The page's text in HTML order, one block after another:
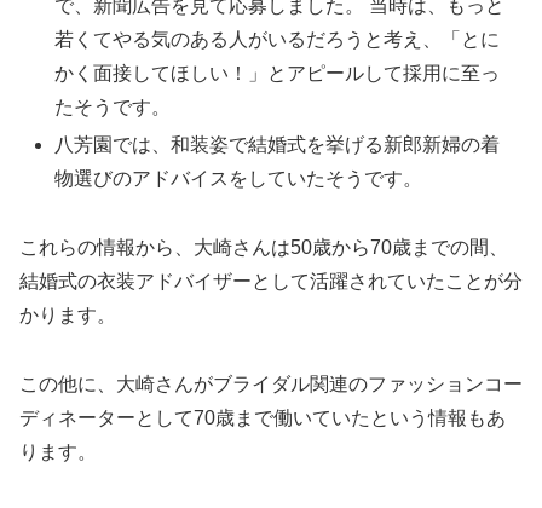
で、新聞広告を見て応募しました。 当時は、もっと
若くてやる気のある人がいるだろうと考え、「とに
かく面接してほしい！」とアピールして採用に至っ
たそうです。
八芳園では、和装姿で結婚式を挙げる新郎新婦の着
物選びのアドバイスをしていたそうです。
これらの情報から、大崎さんは50歳から70歳までの間、
結婚式の衣装アドバイザーとして活躍されていたことが分
かります。
この他に、大崎さんがブライダル関連のファッションコー
ディネーターとして70歳まで働いていたという情報もあ
ります。